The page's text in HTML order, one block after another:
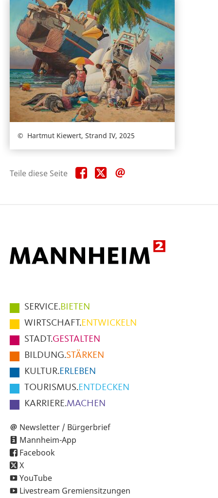
Hartmut Kiewert, Strand IV, 2025
Teile diese Seite Teile
diese
Teile
diese
Hauptmenüpunkte
im
Fußbereich
der
Seite
SERVICE.BIETEN
WIRTSCHAFT.ENTWICKELN
STADT.GESTALTEN
BILDUNG.STÄRKEN
KULTUR.ERLEBEN
TOURISMUS.ENTDECKEN
KARRIERE.MACHEN
Newsletter / Bürgerbrief
Mannheim-App
Facebook
X
YouTube
Livestream Gremiensitzungen